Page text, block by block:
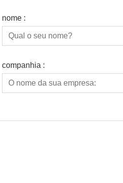
nome :
companhia :